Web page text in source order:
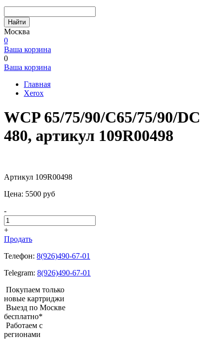
Найти
Москва
0
Ваша корзина
0
Ваша корзина
Главная
Xerox
WCP 65/75/90/C65/75/90/DC
480, артикул 109R00498
Артикул 109R00498
Цена: 5500 pуб
-
+
Продать
Телефон: 8(926)490-67-01
Telegram: 8(926)490-67-01
Покупаем только
новые картриджи
Выезд по Москве
бесплатно*
Работаем с
регионами